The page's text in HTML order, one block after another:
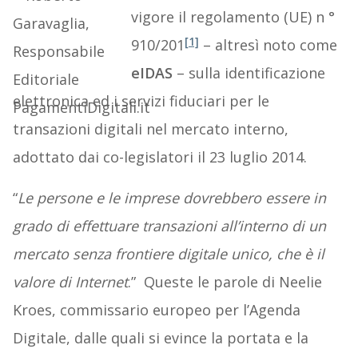
vigore il regolamento (UE) n °
910/201 [1] – altresì noto come
eIDAS – sulla identificazione
elettronica ed i servizi fiduciari per le
transazioni digitali nel mercato interno,
adottato dai co-legislatori il 23 luglio 2014.
“Le persone e le imprese dovrebbero essere in
grado di effettuare transazioni all’interno di un
mercato senza frontiere digitale unico, che è il
valore di Internet.” Queste le parole di Neelie
Kroes, commissario europeo per l’Agenda
Digitale, dalle quali si evince la portata e la